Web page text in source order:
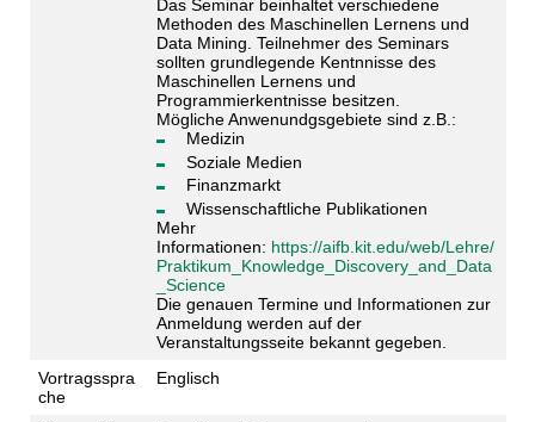
Das Seminar beinhaltet verschiedene
Methoden des Maschinellen Lernens und
Data Mining. Teilnehmer des Seminars
sollten grundlegende Kentnnisse des
Maschinellen Lernens und
Programmierkentnisse besitzen.
Mögliche Anwenundgsgebiete sind z.B.:
Medizin
Soziale Medien
Finanzmarkt
Wissenschaftliche Publikationen
Mehr
Informationen: https://aifb.kit.edu/web/Lehre/
Praktikum_Knowledge_Discovery_and_Data
_Science
Die genauen Termine und Informationen zur
Anmeldung werden auf der
Veranstaltungsseite bekannt gegeben.
Vortragsspra
che
Englisch